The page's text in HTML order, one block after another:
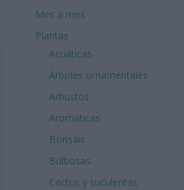
Mes a mes
Plantas
Acuáticas
Árboles ornamentales
Arbustos
Aromáticas
Bonsáis
Bulbosas
Cactus y suculentas